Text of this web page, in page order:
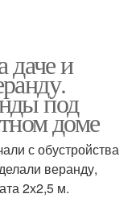
даче и
под
доме
с обустройства
веранду,
2х2,5 м.